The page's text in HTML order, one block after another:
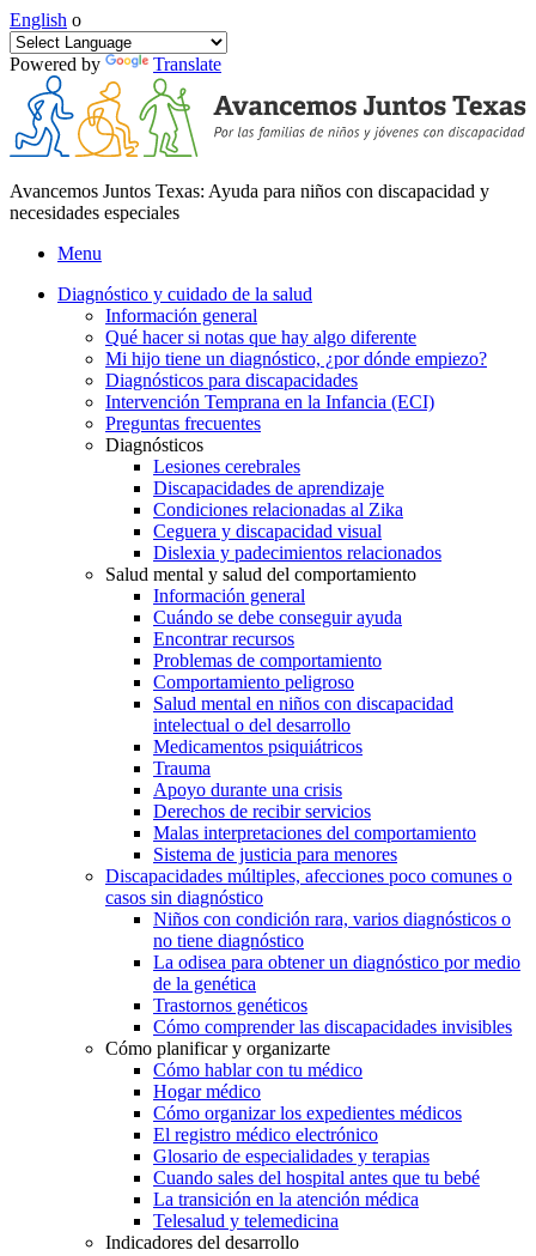
English o
Powered by Translate
Avancemos Juntos Texas: Ayuda para niños con discapacidad y
necesidades especiales
Menu
Diagnóstico y cuidado de la salud
Información general
Qué hacer si notas que hay algo diferente
Mi hijo tiene un diagnóstico, ¿por dónde empiezo?
Diagnósticos para discapacidades
Intervención Temprana en la Infancia (ECI)
Preguntas frecuentes
Diagnósticos
Lesiones cerebrales
Discapacidades de aprendizaje
Condiciones relacionadas al Zika
Ceguera y discapacidad visual
Dislexia y padecimientos relacionados
Salud mental y salud del comportamiento
Información general
Cuándo se debe conseguir ayuda
Encontrar recursos
Problemas de comportamiento
Comportamiento peligroso
Salud mental en niños con discapacidad
intelectual o del desarrollo
Medicamentos psiquiátricos
Trauma
Apoyo durante una crisis
Derechos de recibir servicios
Malas interpretaciones del comportamiento
Sistema de justicia para menores
Discapacidades múltiples, afecciones poco comunes o
casos sin diagnóstico
Niños con condición rara, varios diagnósticos o
no tiene diagnóstico
La odisea para obtener un diagnóstico por medio
de la genética
Trastornos genéticos
Cómo comprender las discapacidades invisibles
Cómo planificar y organizarte
Cómo hablar con tu médico
Hogar médico
Cómo organizar los expedientes médicos
El registro médico electrónico
Glosario de especialidades y terapias
Cuando sales del hospital antes que tu bebé
La transición en la atención médica
Telesalud y telemedicina
Indicadores del desarrollo